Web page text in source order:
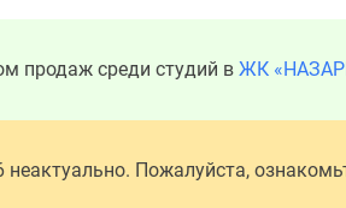
продаж среди студий в ЖК
Пожалуйста,